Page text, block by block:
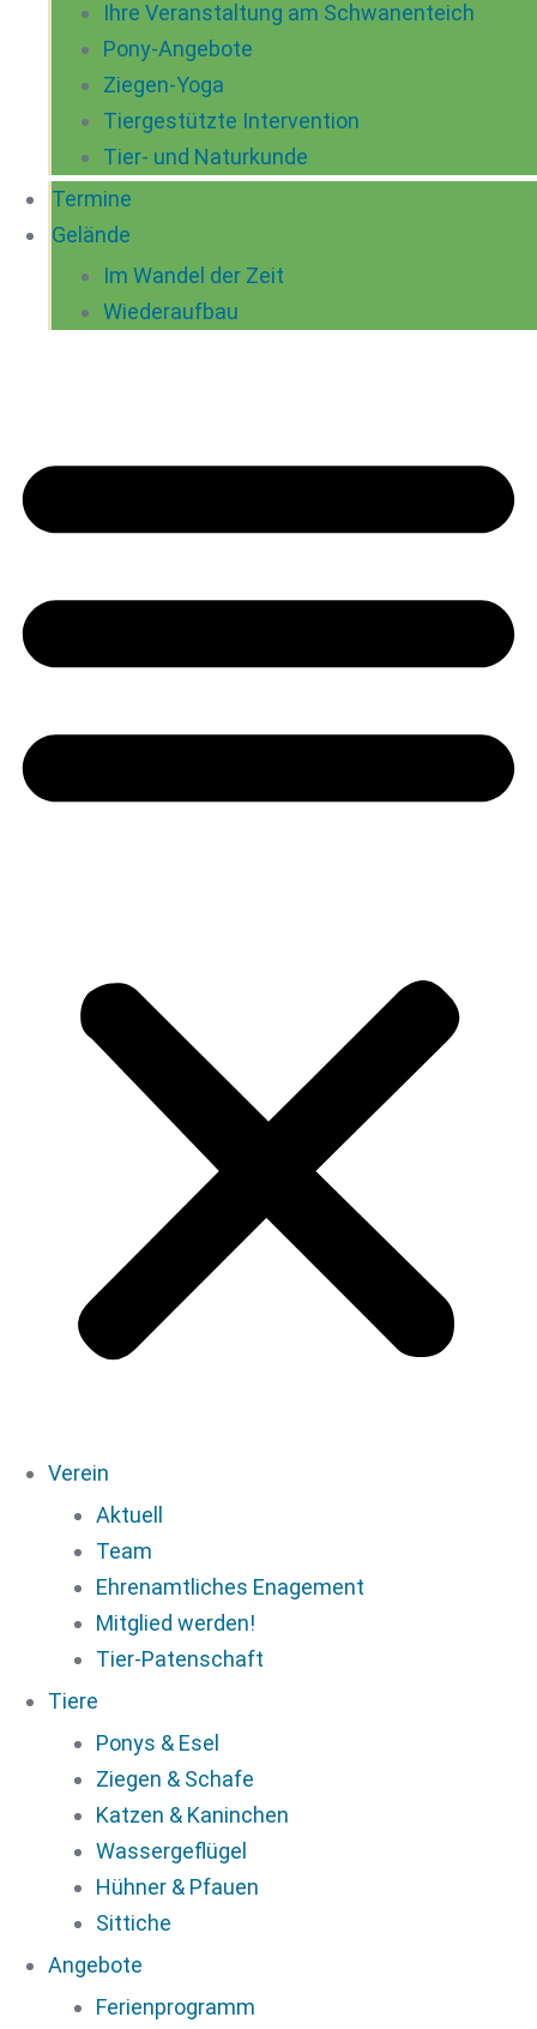
Ihre Veranstaltung am Schwanenteich
Pony-Angebote
Ziegen-Yoga
Tiergestützte Intervention
Tier- und Naturkunde
Termine
Gelände
Im Wandel der Zeit
Wiederaufbau
Verein
Aktuell
Team
Ehrenamtliches Enagement
Mitglied werden!
Tier-Patenschaft
Tiere
Ponys & Esel
Ziegen & Schafe
Katzen & Kaninchen
Wassergeflügel
Hühner & Pfauen
Sittiche
Angebote
Ferienprogramm